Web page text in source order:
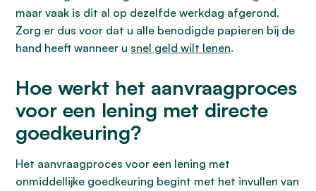
maar vaak is dit al op dezelfde werkdag afgerond.
Zorg er dus voor dat u alle benodigde papieren bij de
hand heeft wanneer u snel geld wilt lenen.
Hoe werkt het aanvraagproces
voor een lening met directe
goedkeuring?
Het aanvraagproces voor een lening met
onmiddellijke goedkeuring begint met het invullen van